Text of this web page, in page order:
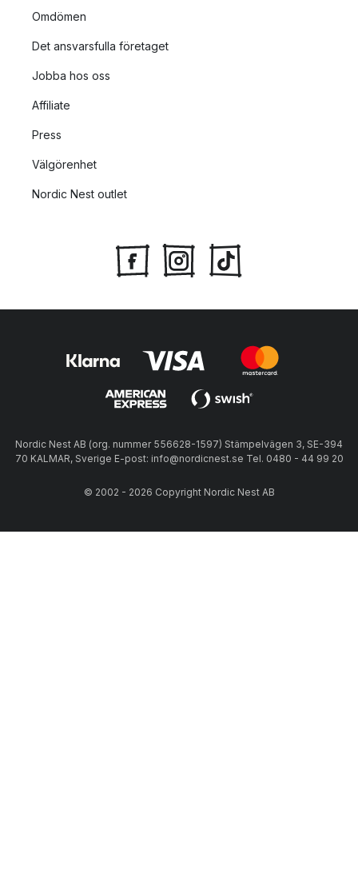
Omdömen
Det ansvarsfulla företaget
Jobba hos oss
Affiliate
Press
Välgörenhet
Nordic Nest outlet
Nordic Nest AB (org. nummer 556628-1597) Stämpelvägen 3, SE-394
70 KALMAR, Sverige E-post: info@nordicnest.se Tel. 0480 - 44 99 20
© 2002 - 2026 Copyright Nordic Nest AB